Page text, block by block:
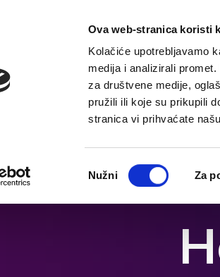
Ova web-stranica koristi
Kolačiće upotrebljavamo
medija i analizirali
za društvene medije,
pružili ili koje su prikupili
stranica vi prihvaćate
pristanka
Nužni Za
Домой